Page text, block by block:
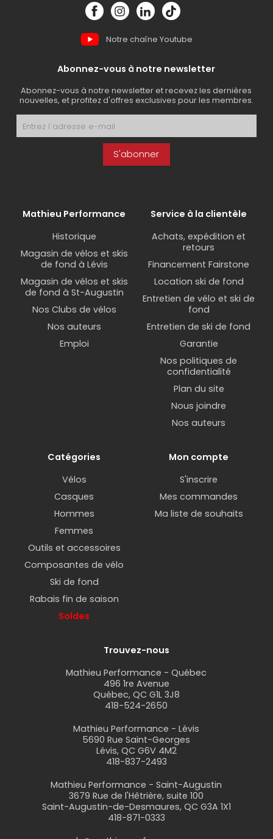
Notre chaîne Youtube
Abonnez-vous à notre newsletter
Abonnez-vous à notre newsletter et recevez les dernières
nouvelles, et profitez d'offres exclusives pour les membres.
S'abonner
Mathieu Performance
Historique
Magasin de vélos et skis
de fond à Lévis
Magasin de vélos et skis
de fond à St-Augustin
Nos Clubs de vélos
Nos auteurs
Emploi
Service à la clientèle
Achats, expédition et
retours
Financement Fairstone
Location ski de fond
Entretien de vélo et ski de
fond
Entretien de ski de fond
Garantie
Nos politiques de
confidentialité
Plan du site
Nous joindre
Nos auteurs
Catégories
Vélos
Casques
Hommes
Femmes
Outils et accessoires
Composantes de vélo
Ski de fond
Rabais fin de saison
Soldes
Mon compte
S'inscrire
Mes commandes
Ma liste de souhaits
Trouvez-nous
Mathieu Performance - Québec
496 1re Avenue
Québec, QC G1L 3J8
418-524-2650
Mathieu Performance - Lévis
5690 Rue Saint-Georges
Lévis, QC G6V 4M2
418-837-2493
Mathieu Performance - Saint-Augustin
3679 Rue de l'Hêtrière, suite 100
Saint-Augustin-de-Desmaures, QC G3A 1X1
418-871-0333